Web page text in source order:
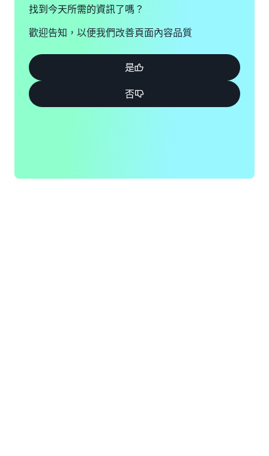
找到今天所需的資訊了嗎？
歡迎告知，以便我們改善頁面內容品質
是
否